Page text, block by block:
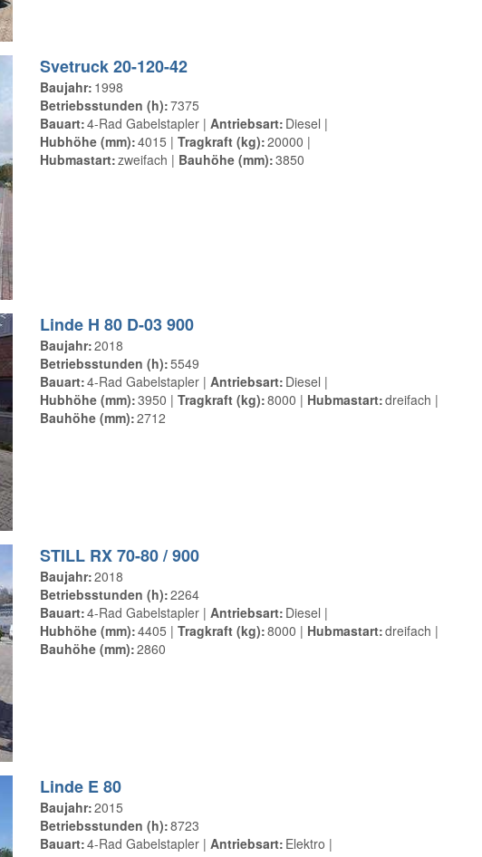
Svetruck 20-120-42
Baujahr 1998
Betriebsstunden (h) 7375
Bauart 4-Rad Gabelstapler Antriebsart Diesel
Hubhöhe (mm) 4015 Tragkraft (kg) 20000
Hubmastart zweifach Bauhöhe (mm) 3850
Linde H 80 D-03 900
Baujahr 2018
Betriebsstunden (h) 5549
Bauart 4-Rad Gabelstapler Antriebsart Diesel
Hubhöhe (mm) 3950 Tragkraft (kg) 8000 Hubmastart dreifach
Bauhöhe (mm) 2712
STILL RX 70-80 / 900
Baujahr 2018
Betriebsstunden (h) 2264
Bauart 4-Rad Gabelstapler Antriebsart Diesel
Hubhöhe (mm) 4405 Tragkraft (kg) 8000 Hubmastart dreifach
Bauhöhe (mm) 2860
Linde E 80
Baujahr 2015
Betriebsstunden (h) 8723
Bauart 4-Rad Gabelstapler Antriebsart Elektro